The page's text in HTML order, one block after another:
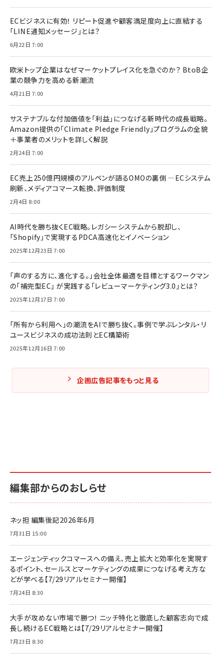
ECビジネスに有効！ リピート促進や顧客満足度向上に直結する
「LINE通知メッセージ」とは？
6月22日 7:00
欧米トップ企業はなぜマーケットプレイス化を急ぐのか？ BtoB企
業の競争力を高める新潮流
4月21日 7:00
サステナブルな付加価値を「利益」につなげる新時代の成長戦略。
Amazon提供の「Climate Pledge Friendly」プログラムの全貌
＋事業者のメリットを詳しく解説
2月24日 7:00
EC売上250億円規模のアルペンが語るOMOの裏側 ―ECシステム
刷新、メディアコマース転換、評価制度
2月4日 8:00
AI時代を勝ち抜くEC戦略。レガシーシステムから脱却し、
「Shopify」で実現するPDCA高速化とイノベーション
2025年12月23日 7:00
「声のする方に、進化する。」会社全体最適を目標とするワークマン
の「補完型EC」 が実践する「レビューマーケティング3.0」とは？
2025年12月17日 7:00
「所有から利用へ」の潮流をAIで勝ち抜く。事例で学ぶレンタル・リ
ユースビジネスの成功法則とEC構築術
2025年12月16日 7:00
企画広告記事をもっと見る
編集部からのおしらせ
ネッ担 編集後記2026年6月
7月31日 15:00
エージェンティックコマースへの備え、売上拡大と効率化を実現す
るポイント、セールスとマーケティングの成果につなげる考え方な
どが学べる【7/29リアルセミナー開催】
7月24日 8:30
大手が攻めない市場で勝つ！ ニッチ特化と徹底した顧客志向で成
長し続けるEC戦略とは【7/29リアルセミナー開催】
7月23日 8:30